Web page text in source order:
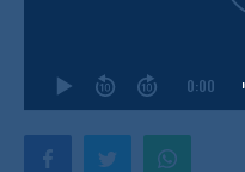
0:00